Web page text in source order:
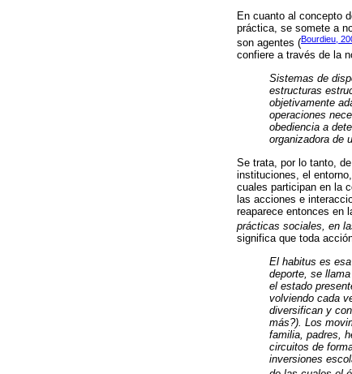
En cuanto al concepto
práctica, se somete a
son agentes (Bourdieu,
confiere a través de la
Sistemas de
estructuras
objetivamente
operaciones
obediencia a
organizadora de
Se trata, por lo tanto,
instituciones, el
cuales participan en la
las acciones e
reaparece entonces en
prácticas sociales, en
significa que toda
El habitus es
deporte, se
el estado
volviendo cada
diversifican y
más?). Los
familia, padres,
circuitos de
inversiones